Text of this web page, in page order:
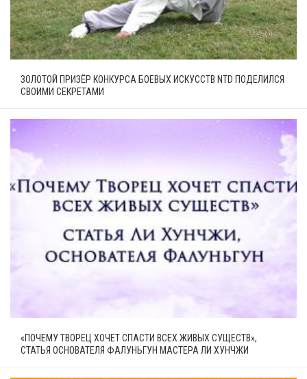
ЗОЛОТОЙ ПРИЗЁР КОНКУРСА БОЕВЫХ ИСКУССТВ NTD ПОДЕЛИЛСЯ
СВОИМИ СЕКРЕТАМИ
«ПОЧЕМУ ТВОРЕЦ ХОЧЕТ СПАСТИ ВСЕХ ЖИВЫХ СУЩЕСТВ»,
СТАТЬЯ ОСНОВАТЕЛЯ ФАЛУНЬГУН МАСТЕРА ЛИ ХУНЧЖИ